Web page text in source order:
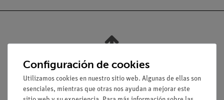
Aviso lega
Configuración de cookies
Utilizamos cookies en nuestro sitio web. Algunas de ellas son
esenciales, mientras que otras nos ayudan a mejorar este